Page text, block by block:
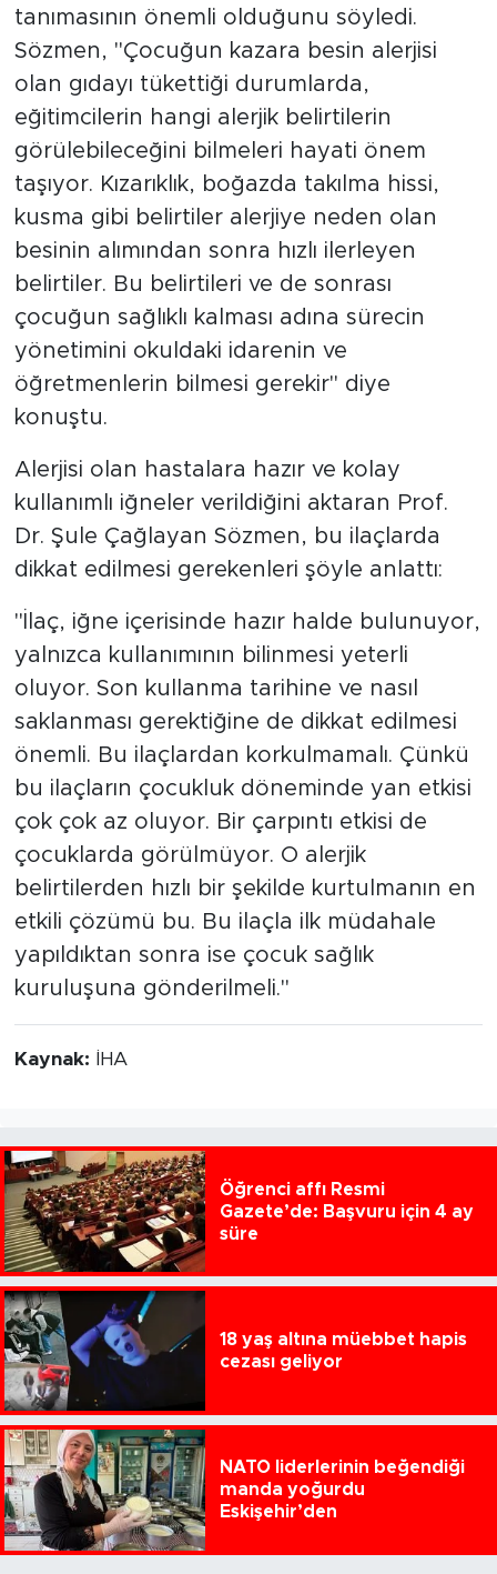
tanımasının önemli olduğunu söyledi.
Sözmen, "Çocuğun kazara besin alerjisi
olan gıdayı tükettiği durumlarda,
eğitimcilerin hangi alerjik belirtilerin
görülebileceğini bilmeleri hayati önem
taşıyor. Kızarıklık, boğazda takılma hissi,
kusma gibi belirtiler alerjiye neden olan
besinin alımından sonra hızlı ilerleyen
belirtiler. Bu belirtileri ve de sonrası
çocuğun sağlıklı kalması adına sürecin
yönetimini okuldaki idarenin ve
öğretmenlerin bilmesi gerekir" diye
konuştu.
Alerjisi olan hastalara hazır ve kolay
kullanımlı iğneler verildiğini aktaran Prof.
Dr. Şule Çağlayan Sözmen, bu ilaçlarda
dikkat edilmesi gerekenleri şöyle anlattı:
"İlaç, iğne içerisinde hazır halde bulunuyor,
yalnızca kullanımının bilinmesi yeterli
oluyor. Son kullanma tarihine ve nasıl
saklanması gerektiğine de dikkat edilmesi
önemli. Bu ilaçlardan korkulmamalı. Çünkü
bu ilaçların çocukluk döneminde yan etkisi
çok çok az oluyor. Bir çarpıntı etkisi de
çocuklarda görülmüyor. O alerjik
belirtilerden hızlı bir şekilde kurtulmanın en
etkili çözümü bu. Bu ilaçla ilk müdahale
yapıldıktan sonra ise çocuk sağlık
kuruluşuna gönderilmeli."
Kaynak: İHA
Öğrenci affı Resmi
Gazete’de: Başvuru için 4 ay
süre
18 yaş altına müebbet hapis
cezası geliyor
NATO liderlerinin beğendiği
manda yoğurdu
Eskişehir’den